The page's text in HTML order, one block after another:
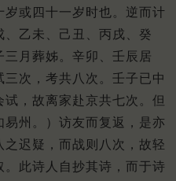
或四十一岁时也。逆而计
乙未、己丑、丙戌、癸
月葬姊。辛卯、壬辰居
次，考共八次。壬子已中
，故离家赴京共七次。但
州。）访友而复返，是亦
迟疑，而战则八次，故轻
。此诗人自抄其诗，而于诗